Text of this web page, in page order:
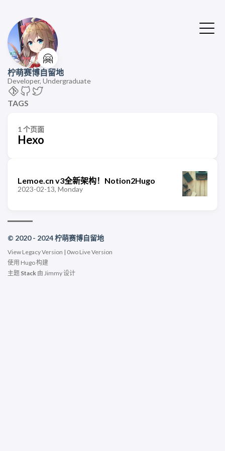
🤗
柠萌赛博自留地
Developer, Undergraduate
TAGS
1 个页面
Hexo
Lemoe.cn v3全新架构！Notion2Hugo
2023-02-13, Monday
© 2020 - 2024 柠萌赛博自留地
View Legacy Version | 0wo Live Version
使用 Hugo构建
主题 Stack 由 Jimmy设计